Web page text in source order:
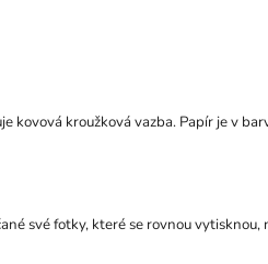
kovová kroužková vazba. Papír je v
své fotky, které se rovnou